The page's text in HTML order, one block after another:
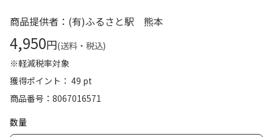
商品提供者：(有)ふるさと駅 熊本
4,950円(送料・税込)
※軽減税率対象
獲得ポイント： 49 pt
商品番号
8067016571
数量